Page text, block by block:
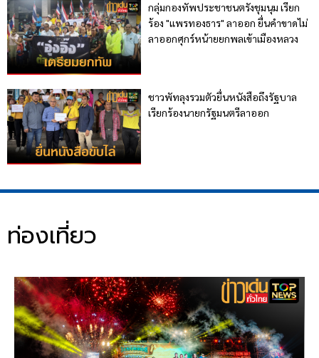
กลุ่มกองทัพประชาชนตรังชุมนุม เรียก
ร้อง "แพรทองธาร" ลาออก ยื่นคำขาดไม่
ลาออกศุกร์หน้ายยกพลเข้าเมืองหลวง
ชาวพัทลุงรวมตัวยื่นหนังสือถึงรัฐบาล
เรียกร้องนายกรัฐมนตรีลาออก
ท่องเที่ยว